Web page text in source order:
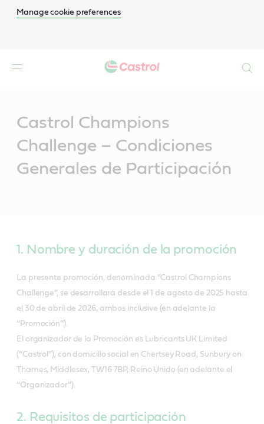
Manage cookie preferences
Castrol Champions
Challenge – Condiciones
Generales de Participación
1. Nombre y duración de la promoción
La presente promoción, denominada “Castrol Champions
Challenge”, se desarrollará desde el 1 de agosto de 2025 hasta
el 30 de abril de 2026, ambos inclusive (en adelante la
“Promoción”).
El organizador de la Promoción es Lubricants UK Limited
(“Castrol”), con domicilio social en Chertsey Road, Sunbury on
Thames, Middlesex, TW16 7BP, Reino Unido (en adelante el
“Organizador”).
2. Requisitos de participación